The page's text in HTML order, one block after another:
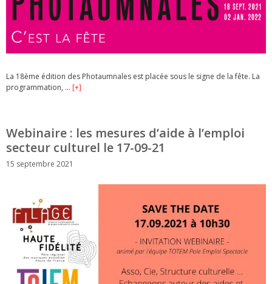
La 18ème édition des Photaumnales est placée sous le signe de la fête. La
programmation, … [+]
Webinaire : les mesures d’aide à l’emploi
secteur culturel le 17-09-21
15 septembre 2021